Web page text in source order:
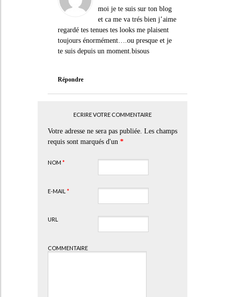
moi je te suis sur ton blog
et ca me va trés bien j’aime
regardé tes tenues tes looks me plaisent
toujours énormément….ou presque et je
te suis depuis un moment.bisous
Répondre
ECRIRE VOTRE COMMENTAIRE
Votre adresse ne sera pas publiée. Les champs
requis sont marqués d'un *
NOM *
E-MAIL *
URL
COMMENTAIRE